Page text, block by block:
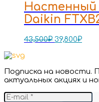
Настенный
Daikin
43,500₽ 39,800₽
Подписка на новости.
актуальных акциях и